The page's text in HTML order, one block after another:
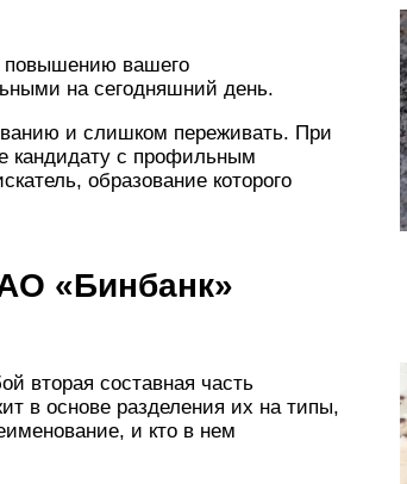
повышению вашего
на сегодняшний день.
и слишком переживать. При
кандидату с профильным
образование которого
«Бинбанк»
вторая составная часть
в основе разделения их на типы,
и кто в нем